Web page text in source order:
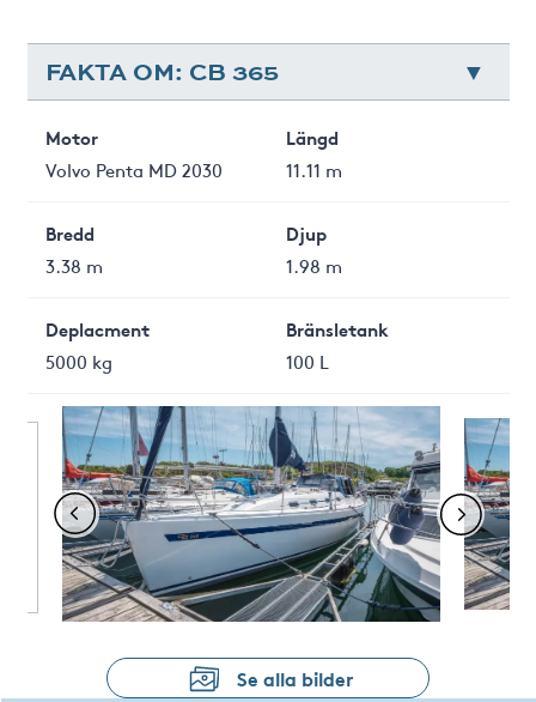
FAKTA OM: CB 365
Motor
Volvo Penta MD 2030
Längd
11.11 m
Bredd
3.38 m
Djup
1.98 m
Deplacment
5000 kg
Bränsletank
100 L
Se alla bilder